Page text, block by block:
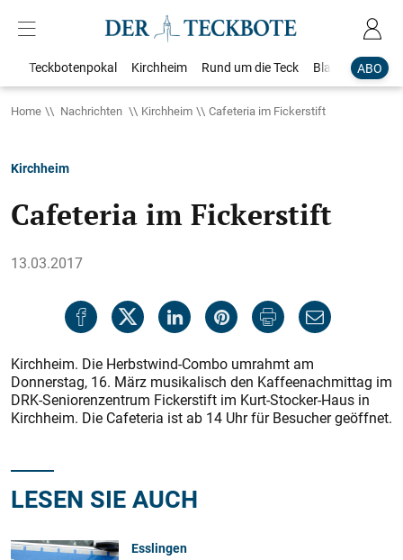
ABO
Teckbotenpokal Kirchheim Rund um die Teck Blaulicht
Home Nachrichten Kirchheim Cafeteria im Fickerstift
Kirchheim
Cafeteria im Fickerstift
13.03.2017
Kirchheim. Die Herbstwind-Combo umrahmt am
Donnerstag, 16. März musikalisch den Kaffeenachmittag im
DRK-Seniorenzentrum Fickerstift im Kurt-Stocker-Haus in
Kirchheim. Die Cafeteria ist ab 14 Uhr für Besucher geöffnet.
LESEN SIE AUCH
Esslingen